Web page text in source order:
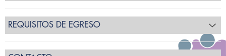
REQUISITOS DE EGRESO